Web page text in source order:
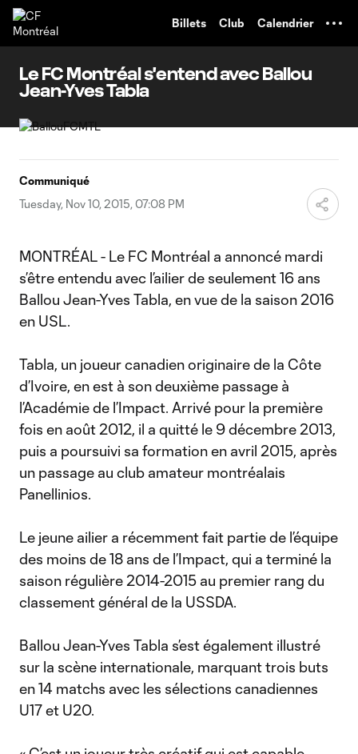
Billets Club Calendrier
Le FC Montréal s'entend avec Ballou
Jean-Yves Tabla
Communiqué
Tuesday, Nov 10, 2015, 07:08 PM
MONTRÉAL - Le FC Montréal a annoncé mardi
s’être entendu avec l’ailier de seulement 16 ans
Ballou Jean-Yves Tabla, en vue de la saison 2016
en USL.
Tabla, un joueur canadien originaire de la Côte
d’Ivoire, en est à son deuxième passage à
l’Académie de l’Impact. Arrivé pour la première
fois en août 2012, il a quitté le 9 décembre 2013,
puis a poursuivi sa formation en avril 2015, après
un passage au club amateur montréalais
Panellinios.
Le jeune ailier a récemment fait partie de l’équipe
des moins de 18 ans de l’Impact, qui a terminé la
saison régulière 2014-2015 au premier rang du
classement général de la USSDA.
Ballou Jean-Yves Tabla s’est également illustré
sur la scène internationale, marquant trois buts
en 14 matchs avec les sélections canadiennes
U17 et U20.